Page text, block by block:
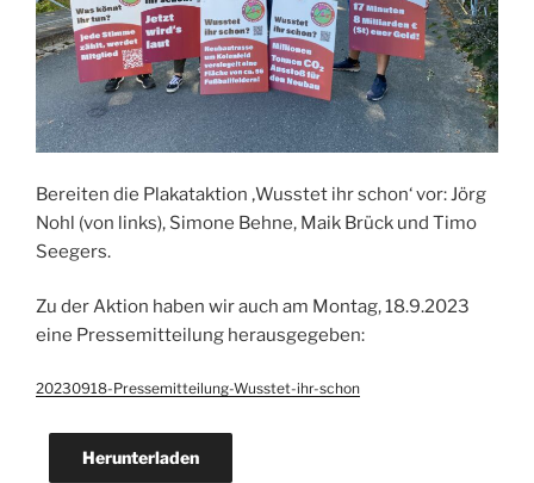
Bereiten die Plakataktion ‚Wusstet ihr schon‘ vor: Jörg
Nohl (von links), Simone Behne, Maik Brück und Timo
Seegers.
Zu der Aktion haben wir auch am Montag, 18.9.2023
eine Pressemitteilung herausgegeben:
20230918-Pressemitteilung-Wusstet-ihr-schon
Herunterladen